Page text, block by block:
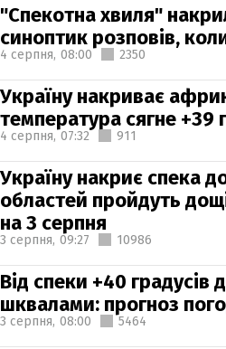
"Спекотна хвиля"
синоптик розповів,
4 серпня, 08:00 2350
Україну накриває
температура сягне +39
4 серпня, 07:32 911
Україну накриє спека
областей пройдуть
на 3 серпня
3 серпня, 09:27 10986
Від спеки +40 градусів
шквалами: прогноз
3 серпня, 08:00 5464